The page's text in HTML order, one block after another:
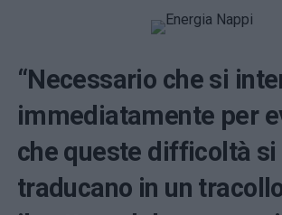
“Necessario che si
immediatamente per
che queste difficoltà si
traducano in un